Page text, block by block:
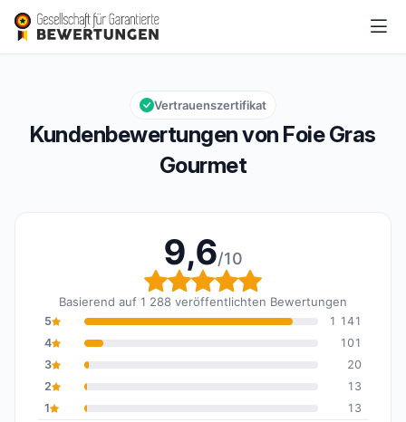
Foie Gras Gourmet
Gesamtbewertung: 9,6 von 10
9,6/10
Kundenbewertungen von Foie Gras
Gourmet
Vertrauenszertifikat
9,6/10
Gesamtbewertung: 9,6
Basierend auf 1 288 veröffentlichten Bewertungen
5
1 141
4
101
3
20
2
13
1
13